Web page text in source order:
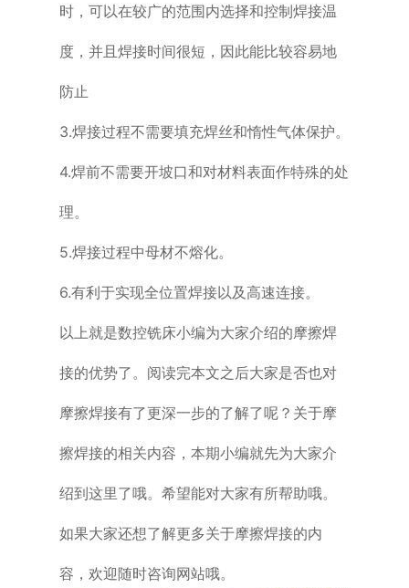
时，可以在较广的范围内选择和控制焊接温
度，并且焊接时间很短，因此能比较容易地
防止
3.焊接过程不需要填充焊丝和惰性气体保护。
4.焊前不需要开坡口和对材料表面作特殊的处
理。
5.焊接过程中母材不熔化。
6.有利于实现全位置焊接以及高速连接。
以上就是数控铣床小编为大家介绍的摩擦焊
接的优势了。阅读完本文之后大家是否也对
摩擦焊接有了更深一步的了解了呢？关于摩
擦焊接的相关内容，本期小编就先为大家介
绍到这里了哦。希望能对大家有所帮助哦。
如果大家还想了解更多关于摩擦焊接的内
容，欢迎随时咨询网站哦。